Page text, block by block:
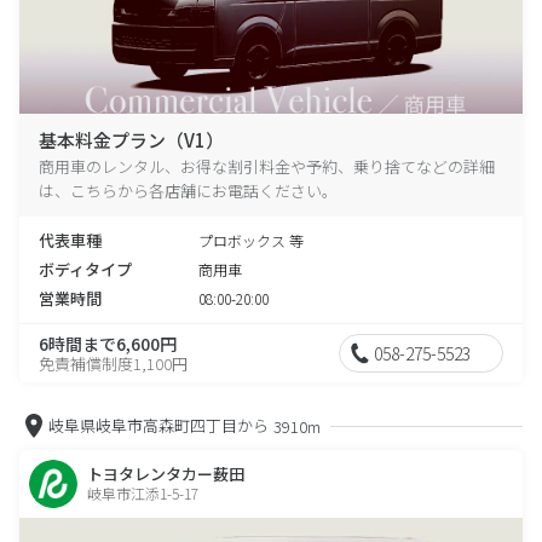
基本料金プラン（V1）
商用車のレンタル、お得な割引料金や予約、乗り捨てなどの詳細
は、こちらから各店舗にお電話ください。
代表車種 プロボックス 等
ボディタイプ 商用車
営業時間 08:00-20:00
6時間まで6,600円
免責補償制度1,100円 058-275-5523
岐阜県岐阜市高森町四丁目から 3910m
トヨタレンタカー薮田
岐阜市江添1-5-17